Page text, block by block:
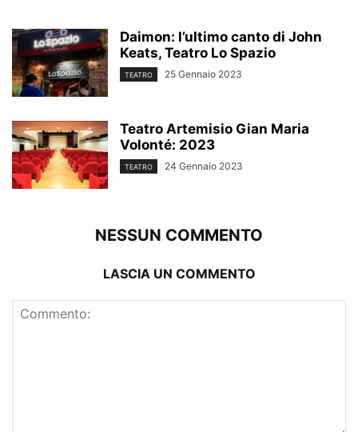
Daimon: l’ultimo canto di John
Keats, Teatro Lo Spazio
TEATRO 25 Gennaio 2023
Teatro Artemisio Gian Maria
Volonté: 2023
TEATRO 24 Gennaio 2023
NESSUN COMMENTO
LASCIA UN COMMENTO